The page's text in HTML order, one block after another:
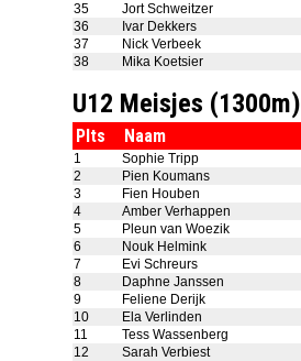
35
Jort Schweitzer
36
Ivar Dekkers
37
Nick Verbeek
38
Mika Koetsier
U12 Meisjes (1300m)
Plts Naam
1
Sophie Tripp
2
Pien Koumans
3
Fien Houben
4
Amber Verhappen
5
Pleun van Woezik
6
Nouk Helmink
7
Evi Schreurs
8
Daphne Janssen
9
Feliene Derijk
10
Ela Verlinden
11
Tess Wassenberg
12
Sarah Verbiest